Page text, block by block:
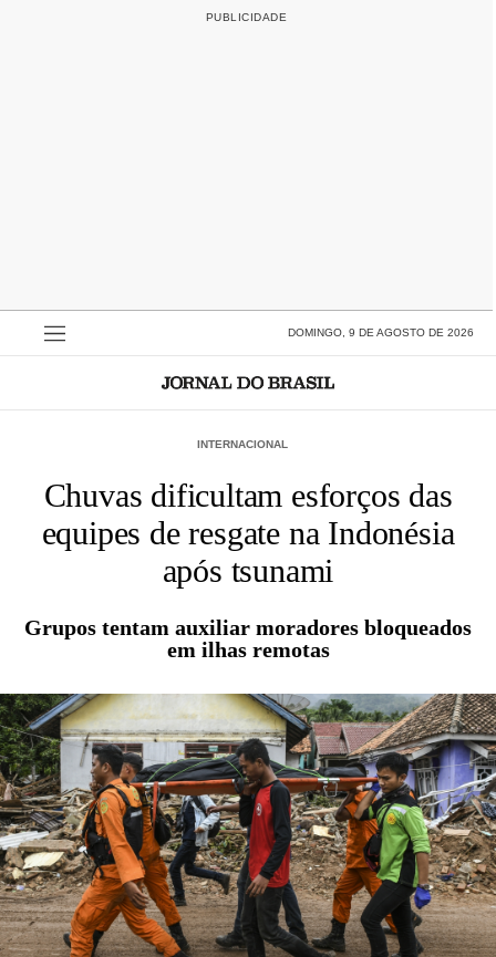
DOMINGO, 9 DE AGOSTO DE 2026
INTERNACIONAL
Chuvas dificultam esforços das
equipes de resgate na Indonésia
após tsunami
Grupos tentam auxiliar moradores bloqueados
em ilhas remotas